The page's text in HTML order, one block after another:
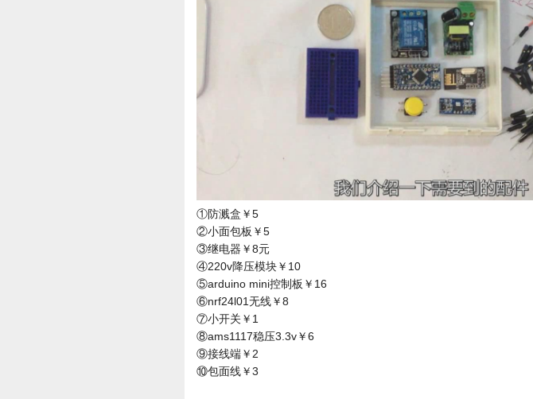
①防溅盒￥5
②小面包板￥5
③继电器￥8元
④220v降压模块￥10
⑤arduino mini控制板￥16
⑥nrf24l01无线￥8
⑦小开关￥1
⑧ams1117稳压3.3v￥6
⑨接线端￥2
⑩包面线￥3